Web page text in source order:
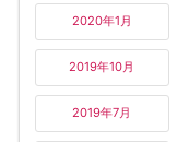
2020年1月
2019年10月
2019年7月